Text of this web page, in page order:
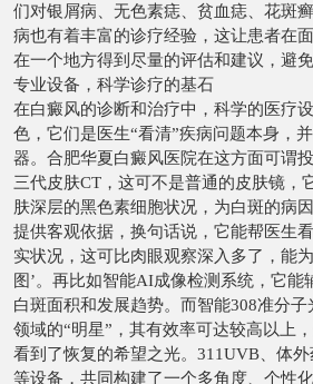
们对银屑病、无色素痣、贫血痣、花斑
病也有着丰富的诊疗经验，这让患者在
在一个地方得到尽量的评估和建议，避免
专业设备，科学诊疗的基石
在白癜风的诊断和治疗中，科学的医疗
色，它们是医生“看清”疾病问题本身，
器。合肥华夏白癜风医院在这方面可谓
三代皮肤CT，这可不是普通的皮肤镜，
肤深层的黑色素细胞状况，为白斑的病
提供客观依据，换句话说，它能帮医生
实状况，这可比肉眼观察深入多了，能
图’。再比如智能AI成像检测系统，它能
白斑面积和发展趋势。而智能308准分
领域的“明星”，其有效率可达较高以上
看到了恢复的希望之光。311UVB、体
等设备，共同构建了一个多角度、个性